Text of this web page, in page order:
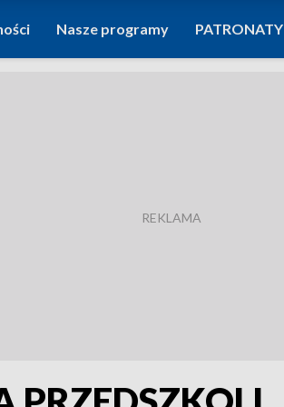
Nasze programy PATRONATY